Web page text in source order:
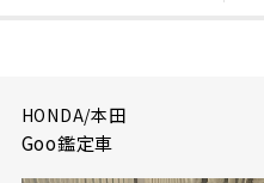
HONDA/本田
Goo鑑定車